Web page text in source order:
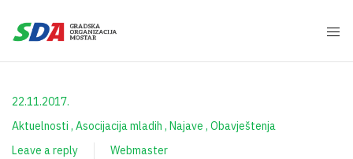
22.11.2017.
Aktuelnosti Asocijacija mladih Najave Obavještenja
Leave a reply
Webmaster